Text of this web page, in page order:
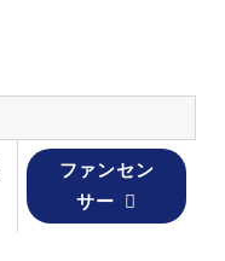
ファンセン
サー